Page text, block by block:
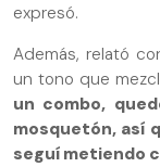
expresó.
Además, relató
un tono que
un combo,
mosquetón, así
seguí metiendo